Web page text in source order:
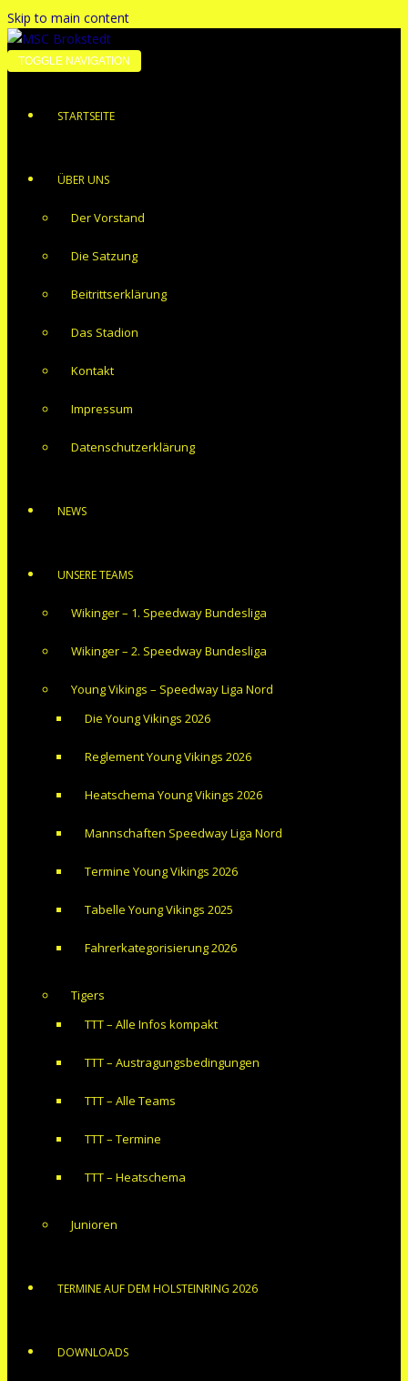
Skip to main content
TOGGLE NAVIGATION
STARTSEITE
ÜBER UNS
Der Vorstand
Die Satzung
Beitrittserklärung
Das Stadion
Kontakt
Impressum
Datenschutzerklärung
NEWS
UNSERE TEAMS
Wikinger – 1. Speedway Bundesliga
Wikinger – 2. Speedway Bundesliga
Young Vikings – Speedway Liga Nord
Die Young Vikings 2026
Reglement Young Vikings 2026
Heatschema Young Vikings 2026
Mannschaften Speedway Liga Nord
Termine Young Vikings 2026
Tabelle Young Vikings 2025
Fahrerkategorisierung 2026
Tigers
TTT – Alle Infos kompakt
TTT – Austragungsbedingungen
TTT – Alle Teams
TTT – Termine
TTT – Heatschema
Junioren
TERMINE AUF DEM HOLSTEINRING 2026
DOWNLOADS